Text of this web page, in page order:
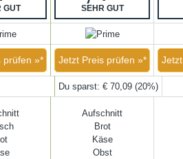
GUT SEHR GUT
prüfen »* Jetzt Preis prüfen »*
Du sparst: € 70,09 (20%)
Aufschnitt
Brot
Käse
Obst